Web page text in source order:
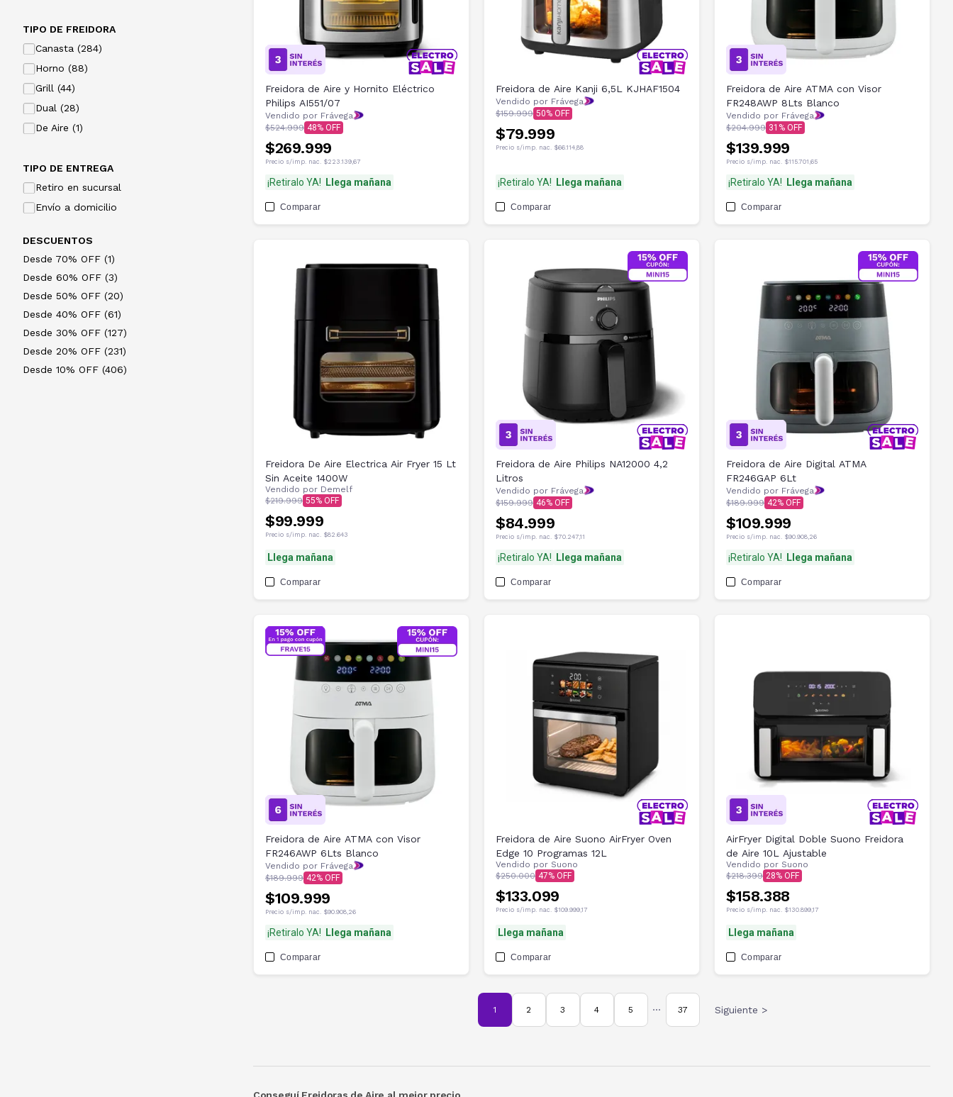
TIPO DE FREIDORA
Canasta (284)
Horno (88)
Grill (44)
Dual (28)
De Aire (1)
TIPO DE ENTREGA
Retiro en sucursal
Envío a domicilio
DESCUENTOS
Desde 70% OFF (1)
Desde 60% OFF (3)
Desde 50% OFF (20)
Desde 40% OFF (61)
Desde 30% OFF (127)
Desde 20% OFF (231)
Desde 10% OFF (406)
Freidora de Aire y Hornito Eléctrico
Philips AI551/07
Vendido por Frávega
$524.999 48
$269.999
Precio s/imp. nac. $223.139,67
¡Retiralo YA! Llega mañana
Comparar
Freidora de Aire Kanji 6,5L KJHAF1504
Vendido por Frávega
$159.999 50
$79.999
Precio s/imp. nac. $66.114,88
¡Retiralo YA! Llega mañana
Comparar
Freidora de Aire ATMA con Visor
FR248AWP 8Lts Blanco
Vendido por Frávega
$204.999 31
$139.999
Precio s/imp. nac. $115.701,65
¡Retiralo YA! Llega mañana
Comparar
Freidora De Aire Electrica Air Fryer 15 Lt
Sin Aceite 1400W
Vendido por Demelf
$219.999 55
$99.999
Precio s/imp. nac. $82.643
Llega mañana
Comparar
Freidora de Aire Philips NA12000 4,2
Litros
Vendido por Frávega
$159.999 46
$84.999
Precio s/imp. nac. $70.247,11
¡Retiralo YA! Llega mañana
Comparar
Freidora de Aire Digital ATMA
FR246GAP 6Lt
Vendido por Frávega
$189.999 42
$109.999
Precio s/imp. nac. $90.908,26
¡Retiralo YA! Llega mañana
Comparar
Freidora de Aire ATMA con Visor
FR246AWP 6Lts Blanco
Vendido por Frávega
$189.999 42
$109.999
Precio s/imp. nac. $90.908,26
¡Retiralo YA! Llega mañana
Comparar
Freidora de Aire Suono AirFryer Oven
Edge 10 Programas 12L
Vendido por Suono
$250.000 47
$133.099
Precio s/imp. nac. $109.999,17
Llega mañana
Comparar
AirFryer Digital Doble Suono Freidora
de Aire 10L Ajustable
Vendido por Suono
$218.399 28
$158.388
Precio s/imp. nac. $130.899,17
Llega mañana
Comparar
1 2 3 4 5 ••• 37 Siguiente >